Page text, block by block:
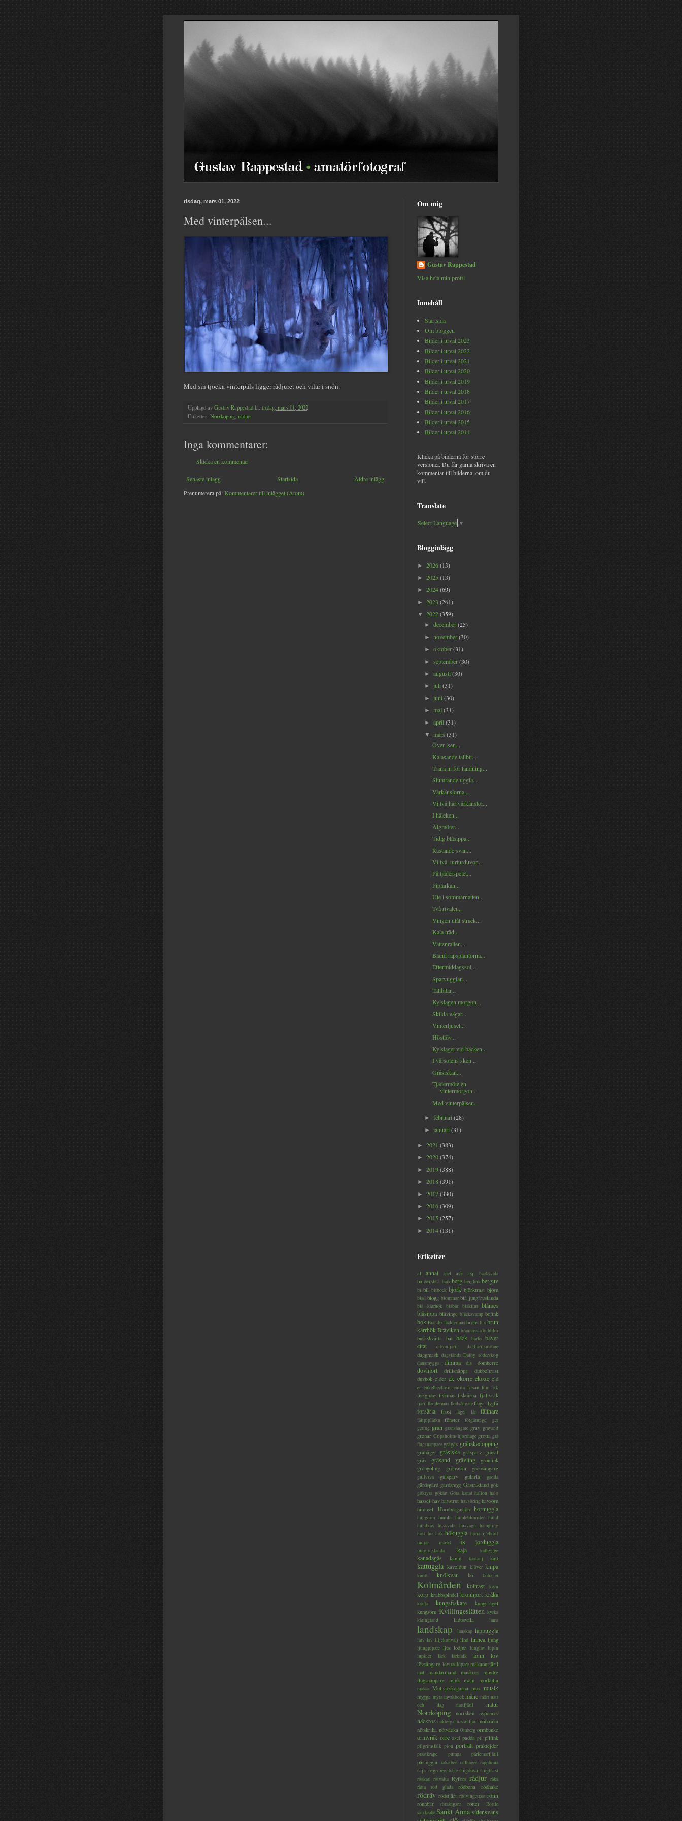
tisdag, mars 01, 2022
Med vinterpälsen...
Med sin tjocka vinterpäls ligger rådjuret och vilar i snön.
Upplagd av Gustav Rappestad kl. tisdag, mars 01, 2022
Etiketter: Norrköping, rådjur
Inga kommentarer:
Skicka en kommentar
Senaste inlägg Äldre inlägg
Startsida
Prenumerera på: Kommentarer till inlägget (Atom)
Om mig
Gustav Rappestad
Visa hela min profil
Innehåll
Startsida
Om bloggen
Bilder i urval 2023
Bilder i urval 2022
Bilder i urval 2021
Bilder i urval 2020
Bilder i urval 2019
Bilder i urval 2018
Bilder i urval 2017
Bilder i urval 2016
Bilder i urval 2015
Bilder i urval 2014
Klicka på bilderna för större
versioner. Du får gärna skriva en
kommentar till bilderna, om du
vill.
Translate
Select Language ▼
Blogginlägg
► 2026(13)
► 2025 (13)
► 2024(69)
► 2023 (261)
▼ 2022(359)
►december(25)
►november(30)
►oktober(31)
►september(30)
►augusti(30)
► juli(31)
► juni(30)
►maj(31)
►april(31)
▼mars(31)
Över isen...
Kalasande tallbit...
Trana in för landning...
Slumrande uggla...
Vårkänslorna...
Vi två har vårkänslor...
I håleken...
Älgmötet...
Tidig blåsippa...
Rastande svan...
Vi två, turturduvor...
På tjäderspelet...
Piplärkan...
Ute i sommarnatten...
Två rivaler...
Vingen utåt sträck...
Kala träd...
Vattenrallen...
Bland rapsplantorna...
Eftermiddagssol...
Sparvugglan...
Tallbitar...
Kylslagen morgon...
Skilda vägar...
Vinterljuset...
Höstlöv...
Kylslaget vid bäcken...
I vårsolens sken...
Gråsiskan...
Tjädermöte en
vintermorgon...
Med vinterpälsen...
►februari(28)
► januari(31)
► 2021 (383)
► 2020(374)
► 2019(388)
► 2018 (391)
► 2017(330)
► 2016(309)
► 2015 (257)
► 2014(131)
Etiketter
al annat apel ask asp backsvala
baldersbrå barkberg bergfinkberguv
bi bil bitbock björk björktrast björn
blad blogg blommor blå jungfruslända
blå kärrhök blåbär blåklint
blåmes
blåsippa blåvinge bläcksvamp bofink
bok Brandts fladdermus bronsibis brun
kärrhökBråviken brännässlabubblor
buskskvätta båt bäck bärfis bäver
citat
citronfjäril dagfjärilsmätare
daggmask dagslända Dalby söderskog
dansmygga
dimma dis domherre
dovhjort drillsnäppa
dubbeltrast
duvhök ejder ek ekorre ekoxe eld
en enkelbeckasin entita fasan film fisk
fiskgjuse fiskmås fisktärna fjällvråk
fjäril fladdermus flodsångarefluga flygfä
forsärla frost fågel får fälthare
fältpiplärka fönster förgätmigej
get
geting gran gransångare grav gravand
grenar Gripsholms hjorthage grotta grå
flugsnappare grågås gråhakedopping
gråhäger gråsiska gråsparv gråsäl
gräs
gräsand grävling
grönfink
gröngöling
grönsiska grönsångare
gullviva gulsparv gulärla gädda
gärdsgård gärdsmyg Gästrikland gök
göktyta gökärt Göta kanal hallon halo
hassel hav havstrut havsöring havsörn
himmel
Hornborgasjön hornuggla
huggorm humla humleblomster hund
hundkäx
hussvala husvagn
hämpling
häst hö hök hökuggla höna igelkott
indian
insekt is jorduggla
jungfruslända kaja kalhygge
kanadagås kanin kastanj katt
kattuggla kaveldun klöver knipa
knott knölsvan ko kohäger
Kolmården koltrast korn
korp krabbspindel kronhjort kråka
kräfta kungsfiskare
kungsfågel
kungsörn Kvillingeslätten kyrka
käringtand
ladusvala lama
landskap lanskap lappuggla
larv lav liljekonvalj lind linnea ljung
ljungpipare ljus lodjur lunglav lupin
lupiner
lärk lärkfalk lönn löv
lövsångare lövträdlöpare makaonfjäril
mal mandarinand maskros
mindre
flugsnappare
mink moln morkulla
mossa Mullsjöskogarna mus musik
mygga myra myskbock måne mört natt
och dag
nattfjäril natur
Norrköping norrsken nyponros
näckros näktergal nässelfjäril nötkråka
nötskrika nötväcka Omberg ormbunke
ormvråk orre oxel padda pil pilfink
pilgrimsfalk pion porträtt praktejder
prästkrage pumpa pärlemorfjäril
pärluggla rabarber rallhäger rapphöna
raps regn regnbåge ringduva ringtrast
roskarl rotvälta Ryfors rådjur råka
råtta
röd glada rödbena rödhake
rödräv rödstjärt rödvingetrast rönn
rönnbär rörsångare rötter
Röttle
salskrakeSankt Anna sidensvans